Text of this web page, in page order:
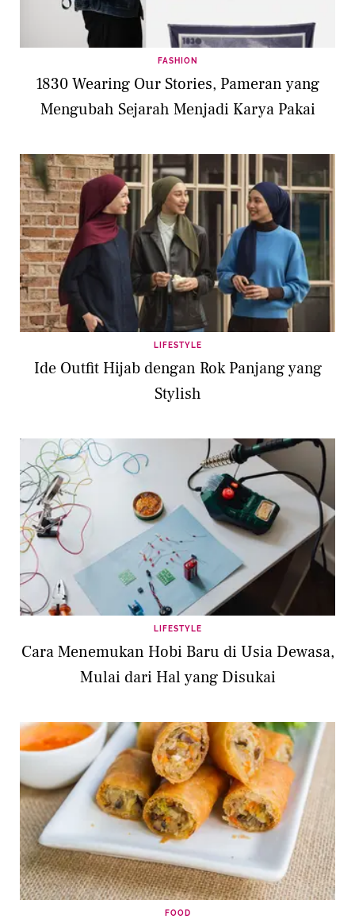
FASHION
1830 Wearing Our Stories, Pameran yang
Mengubah Sejarah Menjadi Karya Pakai
LIFESTYLE
Ide Outfit Hijab dengan Rok Panjang yang
Stylish
LIFESTYLE
Cara Menemukan Hobi Baru di Usia Dewasa,
Mulai dari Hal yang Disukai
FOOD